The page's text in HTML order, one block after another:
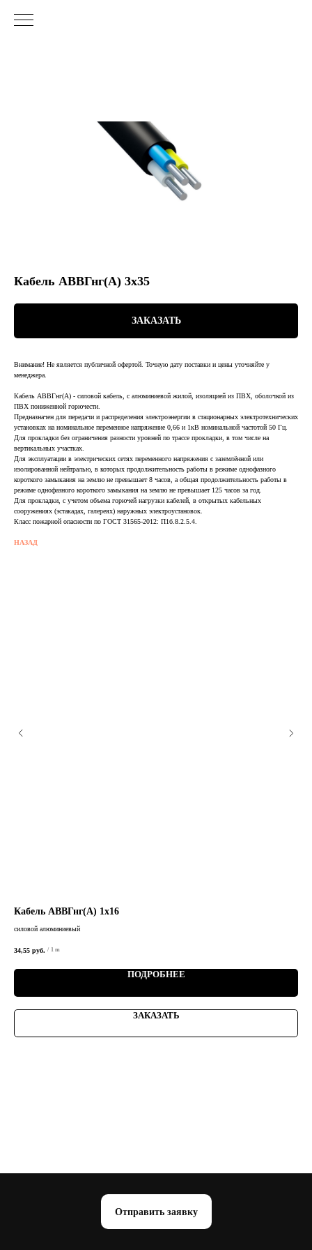
Кабель АВВГнг(А) 3х35
ЗАКАЗАТЬ
Внимание! Не является публичной офертой. Точную дату поставки и цены уточняйте у
менеджера.
Кабель АВВГнг(А) - силовой кабель, с алюминиевой жилой, изоляцией из ПВХ, оболочкой из
ПВХ пониженной горючести.
Предназначен для передачи и распределения электроэнергии в стационарных электротехнических
установках на номинальное переменное напряжение 0,66 и 1кВ номинальной частотой 50 Гц.
Для прокладки без ограничения разности уровней по трассе прокладки, в том числе на
вертикальных участках.
Для эксплуатации в электрических сетях переменного напряжения с заземлённой или
изолированной нейтралью, в которых продолжительность работы в режиме однофазного
короткого замыкания на землю не превышает 8 часов, а общая продолжительность работы в
режиме однофазного короткого замыкания на землю не превышает 125 часов за год.
Для прокладки, с учетом объема горючей нагрузки кабелей, в открытых кабельных
сооружениях (эстакадах, галереях) наружных электроустановок.
Класс пожарной опасности по ГОСТ 31565-2012: П1б.8.2.5.4.
НАЗАД
Кабель АВВГнг(А) 1х16
силовой алюминиевый
34,55 руб. / 1 m
ПОДРОБНЕЕ
ЗАКАЗАТЬ
Отправить заявку